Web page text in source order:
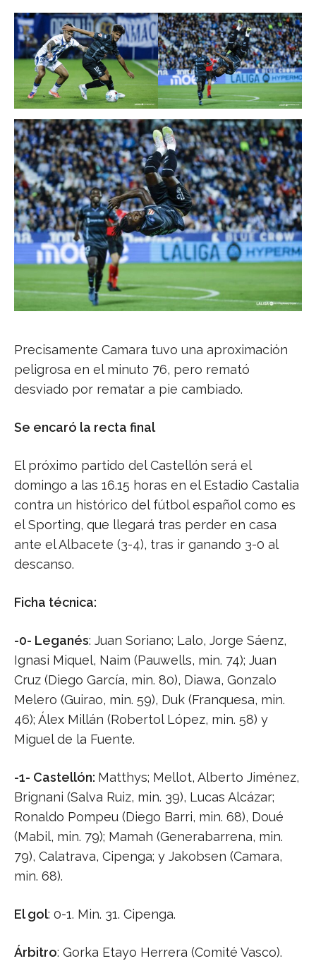
Precisamente Camara tuvo una aproximación
peligrosa en el minuto 76, pero remató
desviado por rematar a pie cambiado.
Se encaró la recta final
El próximo partido del Castellón será el
domingo a las 16.15 horas en el Estadio Castalia
contra un histórico del fútbol español como es
el Sporting, que llegará tras perder en casa
ante el Albacete (3-4), tras ir ganando 3-0 al
descanso.
Ficha técnica:
-0- Leganés: Juan Soriano; Lalo, Jorge Sáenz,
Ignasi Miquel, Naim (Pauwells, min. 74); Juan
Cruz (Diego García, min. 80), Diawa, Gonzalo
Melero (Guirao, min. 59), Duk (Franquesa, min.
46); Álex Millán (Robertol López, min. 58) y
Miguel de la Fuente.
-1- Castellón: Matthys; Mellot, Alberto Jiménez,
Brignani (Salva Ruiz, min. 39), Lucas Alcázar;
Ronaldo Pompeu (Diego Barri, min. 68), Doué
(Mabil, min. 79); Mamah (Generabarrena, min.
79), Calatrava, Cipenga; y Jakobsen (Camara,
min. 68).
El gol: 0-1. Min. 31. Cipenga.
Árbitro: Gorka Etayo Herrera (Comité Vasco).